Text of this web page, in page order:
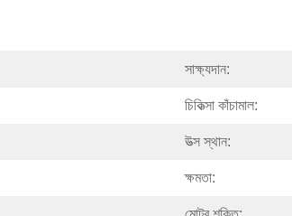
সাক্ষ্যদান:
চিকিত্সা কাঁচামাল:
উত্স স্থান:
ক্ষমতা: